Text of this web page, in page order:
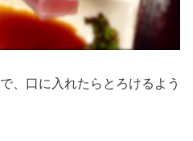
、口に入れたらとろけるよう